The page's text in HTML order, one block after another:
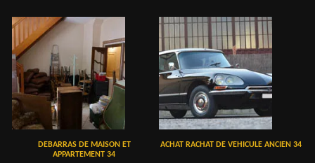
DEBARRAS DE MAISON ET
APPARTEMENT 34
ACHAT RACHAT DE VEHICULE ANCIEN 34